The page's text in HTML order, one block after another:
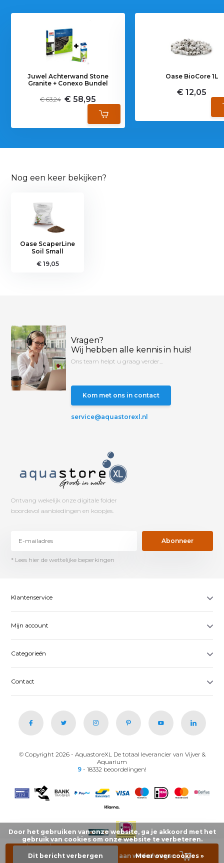
+ Toevoegen aan winkelwagen
Juwel Achterwand Stone
Granite + Conexo Bundel
€ 63,24 € 58,95
Oase BioCore 1L
€ 12,05
Nog een keer bekijken?
Oase ScaperLine
Soil Small
€ 19,05
Vragen?
Wij hebben alle kennis in huis!
Ons team helpt u graag verder...
Kom met ons in contact
service@aquastorexl.nl
Ontvang wekelijk onze digitale folder
boordevol aanbiedingen en koopjes.
Abonneer
* Lees hier de wettelijke beperkingen
Klantenservice
Mijn account
Categorieën
Contact
© Copyright 2026 - AquastoreXL De totaal leverancier van Vijver &
Aquarium
9 - 18332 beoordelingen!
Door het gebruiken van onze website, ga je akkoord met het
gebruik van cookies om onze website te verbeteren.
Dit bericht verbergen Meer over cookies »